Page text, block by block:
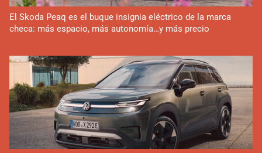
El Skoda Peaq es el buque insignia eléctrico de la marca
checa: más espacio, más autonomía…y más precio